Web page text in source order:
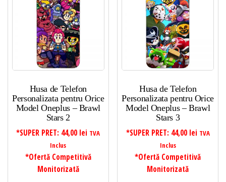
Husa de Telefon
Personalizata pentru Orice
Model Oneplus – Brawl
Stars 2
*SUPER PRET: 44,00 lei TVA
Inclus
*Ofertă Competitivă
Monitorizată
Husa de Telefon
Personalizata pentru Orice
Model Oneplus – Brawl
Stars 3
*SUPER PRET: 44,00 lei TVA
Inclus
*Ofertă Competitivă
Monitorizată